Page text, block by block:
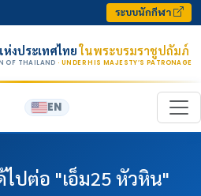
ระบบนักกีฬา
งประเทศไทยในพระบรมราชูปถัมภ์
OF THAILAND · UNDER HIS MAJESTY’S PATRONAGE
EN
ปต่อ "เอ็ม25 หัวหิน"